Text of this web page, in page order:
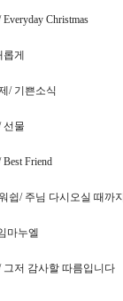
Christmas
게
/ 기쁜소식
선물
Friend
쉽/ 주님 다시오실 때까지
마누엘
그저 감사할 따름입니다